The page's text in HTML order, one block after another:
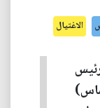
الاغتيال